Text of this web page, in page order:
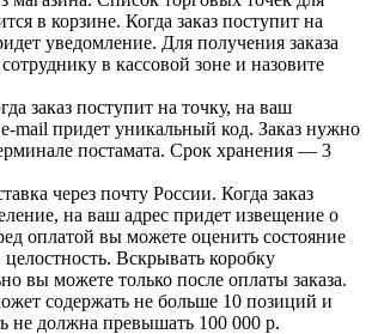
в корзине. Когда заказ поступит на
уведомление. Для получения заказа
в кассовой зоне и назовите
заказ поступит на точку, на ваш
mail придет уникальный код. Заказ нужно
постамата. Срок хранения — 3
через почту России. Когда заказ
на ваш адрес придет извещение о
оплатой вы можете оценить состояние
целостность. Вскрывать коробку
вы можете только после оплаты заказа.
содержать не больше 10 позиций и
не должна превышать 100 000 р.